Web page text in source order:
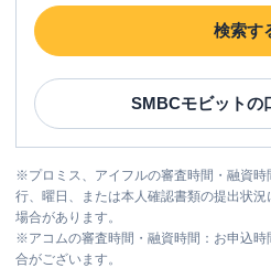
検索す
SMBCモビットの
※プロミス、アイフルの審査時間・融資
行、曜日、または本人確認書類の提出状
場合があります。
※アコムの審査時間・融資時間：お申込
合がございます。